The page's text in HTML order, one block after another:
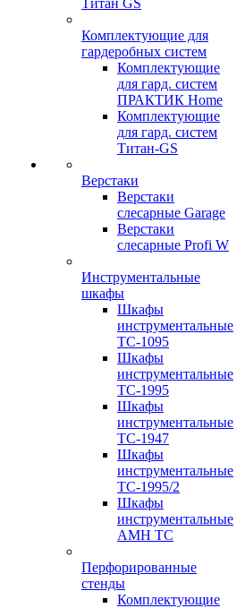
Титан GS
Комплектующие для
гардеробных систем
Комплектующие
для гард. систем
ПРАКТИК Home
Комплектующие
для гард. систем
Титан-GS
Верстаки
Верстаки
слесарные Garage
Верстаки
слесарные Profi W
Инструментальные
шкафы
Шкафы
инструментальные
TC-1095
Шкафы
инструментальные
TC-1995
Шкафы
инструментальные
TC-1947
Шкафы
инструментальные
TC-1995/2
Шкафы
инструментальные
AMH TC
Перфорированные
стенды
Комплектующие